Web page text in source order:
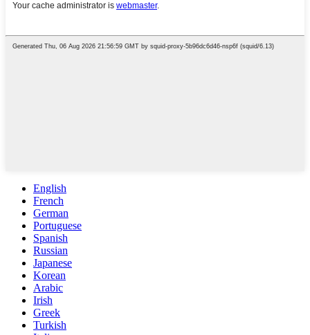
English
French
German
Portuguese
Spanish
Russian
Japanese
Korean
Arabic
Irish
Greek
Turkish